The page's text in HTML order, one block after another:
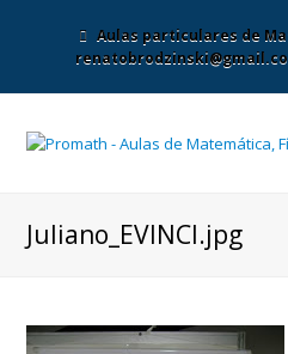
Aulas particulares de
Juliano_EVINCI.jpg